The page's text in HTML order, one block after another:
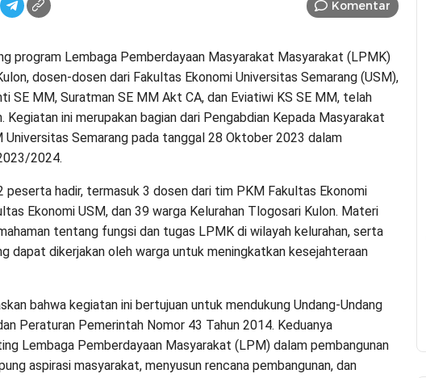
Komentar
program Lembaga Pemberdayaan Masyarakat Masyarakat (LPMK)
dosen-dosen dari Fakultas Ekonomi Universitas Semarang (USM),
SE MM, Suratman SE MM Akt CA, dan Eviatiwi KS SE MM, telah
Kegiatan ini merupakan bagian dari Pengabdian Kepada Masyarakat
Universitas Semarang pada tanggal 28 Oktober 2023 dalam
2024.
peserta hadir, termasuk 3 dosen dari tim PKM Fakultas Ekonomi
Ekonomi USM, dan 39 warga Kelurahan Tlogosari Kulon. Materi
tentang fungsi dan tugas LPMK di wilayah kelurahan, serta
dapat dikerjakan oleh warga untuk meningkatkan kesejahteraan
bahwa kegiatan ini bertujuan untuk mendukung Undang-Undang
Peraturan Pemerintah Nomor 43 Tahun 2014. Keduanya
Lembaga Pemberdayaan Masyarakat (LPM) dalam pembangunan
aspirasi masyarakat, menyusun rencana pembangunan, dan